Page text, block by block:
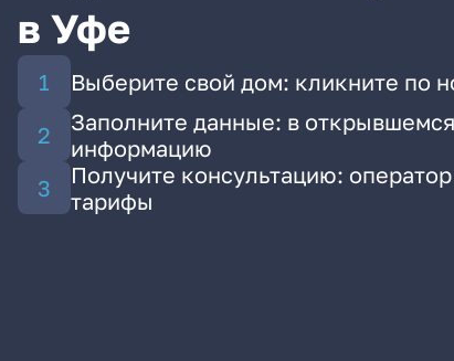
в Уфе
Выберите свой дом: кликните по
Заполните данные: в
информацию
Получите консультацию:
тарифы